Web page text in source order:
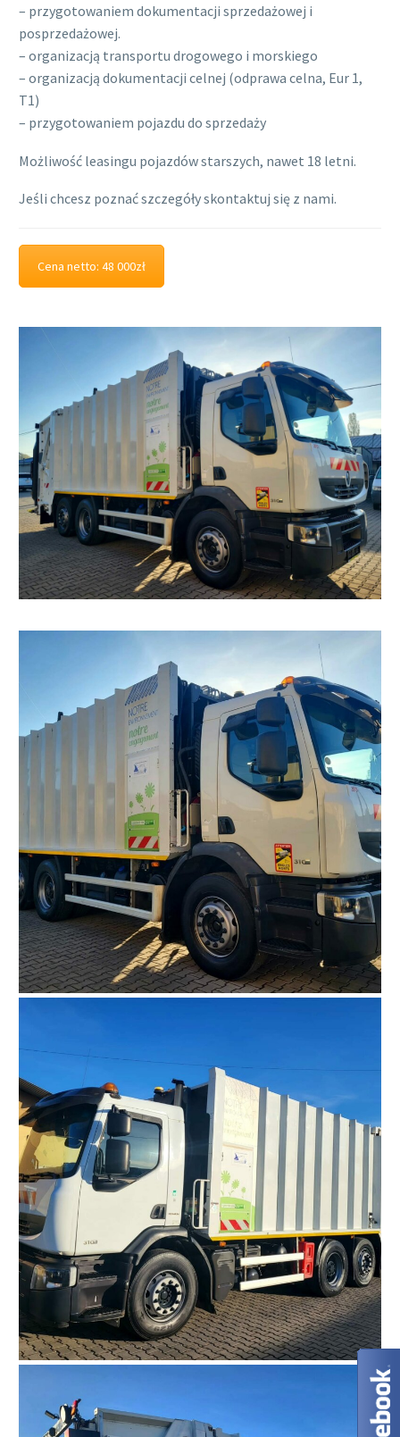
– przygotowaniem dokumentacji sprzedażowej i
posprzedażowej.
– organizacją transportu drogowego i morskiego
– organizacją dokumentacji celnej (odprawa celna, Eur 1,
T1)
– przygotowaniem pojazdu do sprzedaży
Możliwość leasingu pojazdów starszych, nawet 18 letni.
Jeśli chcesz poznać szczegóły skontaktuj się z nami.
Cena netto: 48 000zł